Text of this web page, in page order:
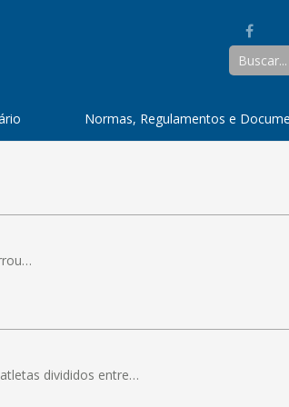
Normas, Regulamentos e
divididos entre…